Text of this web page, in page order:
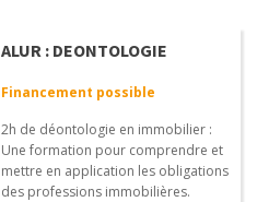
ALUR : DEONTOLOGIE
Financement possible
2h de déontologie en immobilier :
Une formation pour comprendre et
mettre en application les obligations
des professions immobilières.